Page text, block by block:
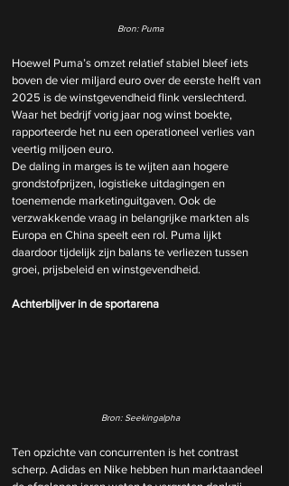
Bron: Puma
Hoewel Puma’s omzet relatief stabiel bleef iets
boven de vier miljard euro over de eerste helft van
2025 is de winstgevendheid flink verslechterd.
Waar het bedrijf vorig jaar nog winst boekte,
rapporteerde het nu een operationeel verlies van
veertig miljoen euro.
De daling in marges is te wijten aan hogere
grondstofprijzen, logistieke uitdagingen en
toenemende marketinguitgaven. Ook de
verzwakkende vraag in belangrijke markten als
Europa en China speelt een rol. Puma lijkt
daardoor tijdelijk zijn balans te verliezen tussen
groei, prijsbeleid en winstgevendheid.
Achterblijver in de sportarena
Bron: Seekingalpha
Ten opzichte van concurrenten is het contrast
scherp. Adidas en Nike hebben hun marktaandeel